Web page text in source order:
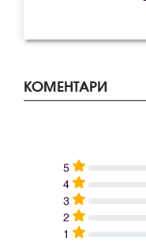
КОМЕНТАРИ
5
4
3
2
1